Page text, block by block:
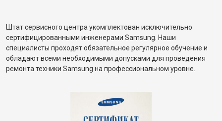
Штат сервисного центра укомплектован исключительно
сертифицированными инженерами Samsung. Наши
специалисты проходят обязательное регулярное обучение и
обладают всеми необходимыми допусками для проведения
ремонта техники Samsung на профессиональном уровне.